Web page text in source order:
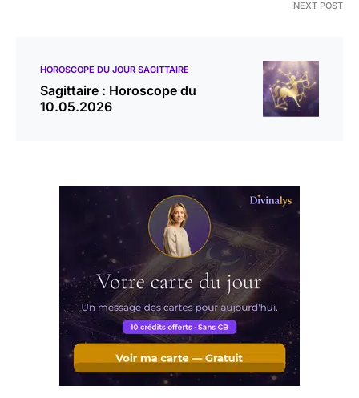
NEXT POST
HOROSCOPE DU JOUR SAGITTAIRE
Sagittaire : Horoscope du
10.05.2026